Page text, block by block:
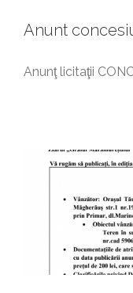
Anunt
Anunţ licitaţii